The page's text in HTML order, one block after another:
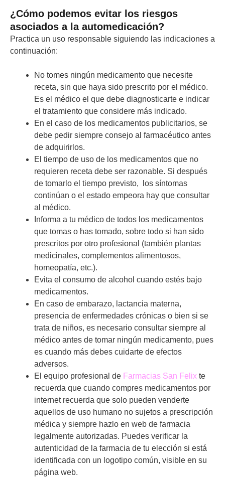
¿Cómo podemos evitar los riesgos
asociados a la automedicación?
Practica un uso responsable siguiendo las indicaciones a
continuación:
No tomes ningún medicamento que necesite
receta, sin que haya sido prescrito por el médico.
Es el médico el que debe diagnosticarte e indicar
el tratamiento que considere más indicado.
En el caso de los medicamentos publicitarios, se
debe pedir siempre consejo al farmacéutico antes
de adquirirlos.
El tiempo de uso de los medicamentos que no
requieren receta debe ser razonable. Si después
de tomarlo el tiempo previsto, los síntomas
continúan o el estado empeora hay que consultar
al médico.
Informa a tu médico de todos los medicamentos
que tomas o has tomado, sobre todo si han sido
prescritos por otro profesional (también plantas
medicinales, complementos alimentosos,
homeopatía, etc.).
Evita el consumo de alcohol cuando estés bajo
medicamentos.
En caso de embarazo, lactancia materna,
presencia de enfermedades crónicas o bien si se
trata de niños, es necesario consultar siempre al
médico antes de tomar ningún medicamento, pues
es cuando más debes cuidarte de efectos
adversos.
El equipo profesional de Farmacias San Felix te
recuerda que cuando compres medicamentos por
internet recuerda que solo pueden venderte
aquellos de uso humano no sujetos a prescripción
médica y siempre hazlo en web de farmacia
legalmente autorizadas. Puedes verificar la
autenticidad de la farmacia de tu elección si está
identificada con un logotipo común, visible en su
página web.